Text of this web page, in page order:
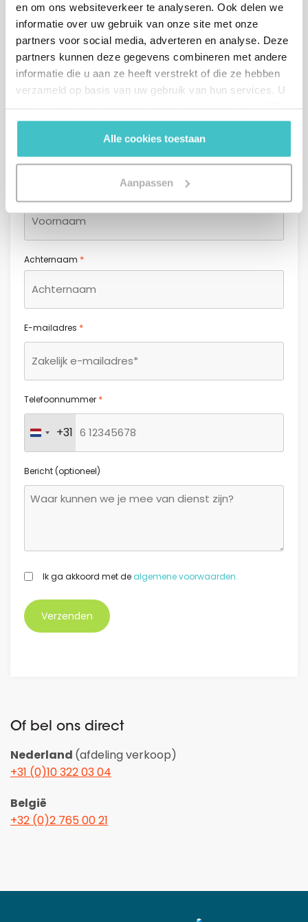
en om ons websiteverkeer te analyseren. Ook delen we
informatie over uw gebruik van onze site met onze
partners voor social media, adverteren en analyse. Deze
partners kunnen deze gegevens combineren met andere
informatie die u aan ze heeft verstrekt of die ze hebben
verzameld op basis van uw gebruik van hun services. U
gebruiken.
Alle cookies toestaan
Aanpassen
Contactformulier
Bedrijfsnaam (begin met typen en selecteer een bedrijf uit de
lijst)*
Heer Mevrouw
Achternaam *
E-mailadres *
Telefoonnummer *
Nederland +31
+31
Bericht (optioneel)
GDPRIk ga akkoord met de algemene voorwaarden.
Of bel ons direct
Nederland (afdeling verkoop)
+31 (0)10 322 03 04
België
+32 (0)2 765 00 21